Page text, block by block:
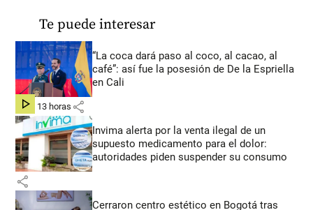
Te puede interesar
“La coca dará paso al coco, al cacao, al
café”: así fue la posesión de De la Espriella
en Cali
hace 13 horas share
Invima alerta por la venta ilegal de un
supuesto medicamento para el dolor:
autoridades piden suspender su consumo
share
Cerraron centro estético en Bogotá tras